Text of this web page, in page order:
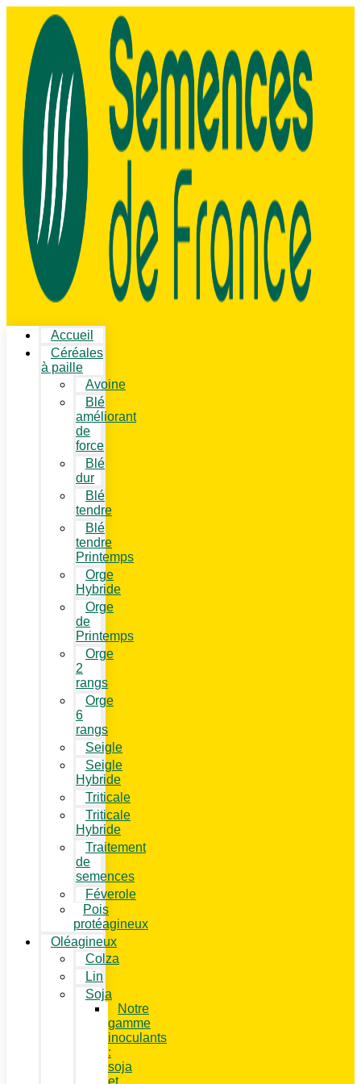
Accueil
Céréales
à paille
Avoine
Blé
améliorant
de
force
Blé
dur
Blé
tendre
Blé
tendre
Printemps
Orge
Hybride
Orge
de
Printemps
Orge
2
rangs
Orge
6
rangs
Seigle
Seigle
Hybride
Triticale
Triticale
Hybride
Traitement
de
semences
Féverole
Pois
protéagineux
Oléagineux
Colza
Lin
Soja
Notre
gamme
inoculants
:
soja
et